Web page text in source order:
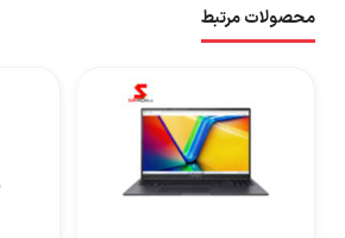
محصولات مرتبط